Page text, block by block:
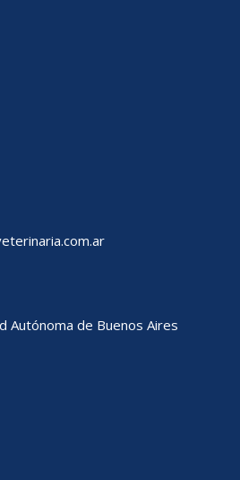
Autónoma de Buenos Aires